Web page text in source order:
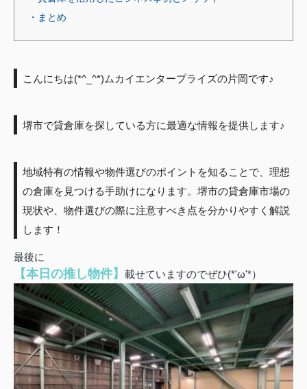
・まとめ
こんにちは(*^_^*)ムカイエンタープライズの片岡です♪
堺市で貸倉庫を探している方に最適な情報を提供します♪
地域特有の情報や物件選びのポイントを知ることで、理想
の倉庫を見つける手助けになります。堺市の貸倉庫市場の
現状や、物件選びの際に注意すべき点を分かりやすく解説
します！
最後に
【本日の推し物件】 載せていますのでぜひ(*'ω'*）